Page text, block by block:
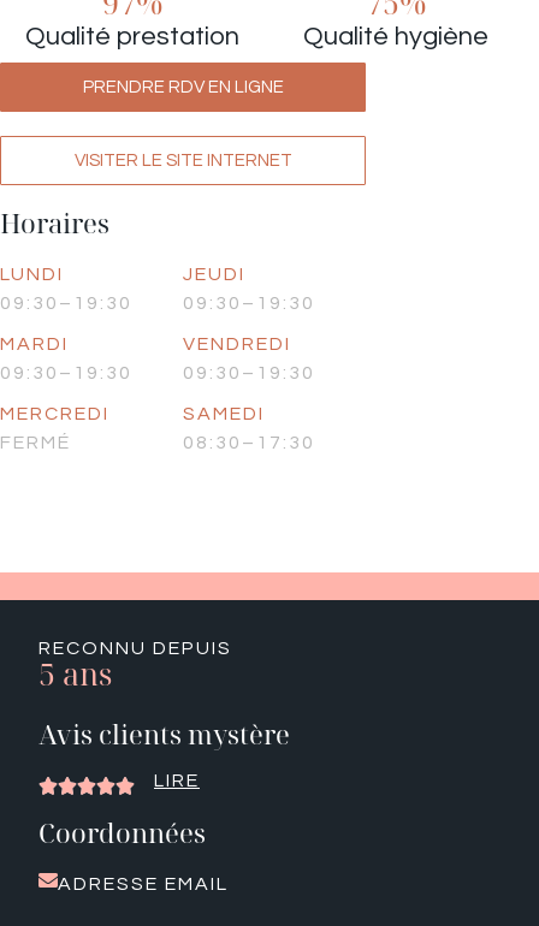
Qualité prestation Qualité hygiène
PRENDRE RDV EN LIGNE
VISITER LE SITE INTERNET
Horaires
LUNDI
09:30–19:30
MARDI
09:30–19:30
MERCREDI
FERMÉ
JEUDI
09:30–19:30
VENDREDI
09:30–19:30
SAMEDI
08:30–17:30
RECONNU DEPUIS
5 ans
Avis clients mystère
 LIRE
Coordonnées
ADRESSE EMAIL